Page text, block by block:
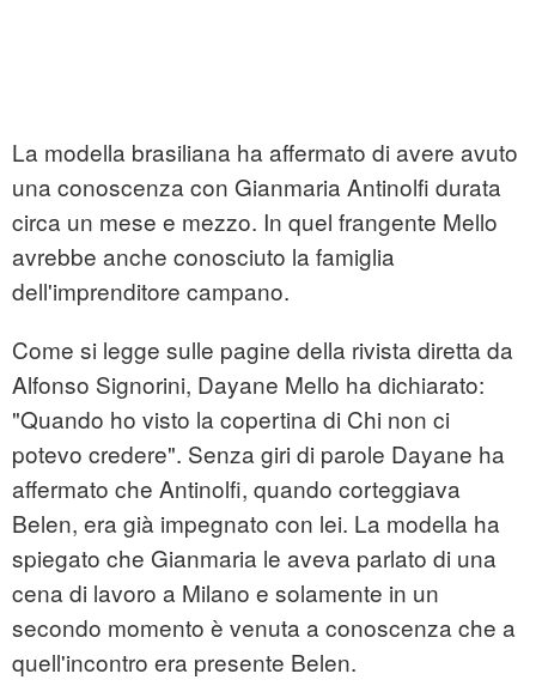
La modella brasiliana ha affermato di avere avuto
una conoscenza con Gianmaria Antinolfi durata
circa un mese e mezzo. In quel frangente Mello
avrebbe anche conosciuto la famiglia
dell'imprenditore campano.
Come si legge sulle pagine della rivista diretta da
Alfonso Signorini, Dayane Mello ha dichiarato:
"Quando ho visto la copertina di Chi non ci
potevo credere". Senza giri di parole Dayane ha
affermato che Antinolfi, quando corteggiava
Belen, era già impegnato con lei. La modella ha
spiegato che Gianmaria le aveva parlato di una
cena di lavoro a Milano e solamente in un
secondo momento è venuta a conoscenza che a
quell'incontro era presente Belen.